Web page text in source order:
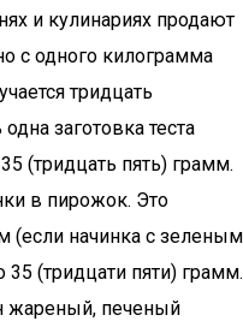
и кулинариях продают
с одного килограмма
тридцать
заготовка теста
(тридцать пять) грамм.
в пирожок. Это
(если начинка с зеленым
(тридцати пяти) грамм.
жареный, печеный